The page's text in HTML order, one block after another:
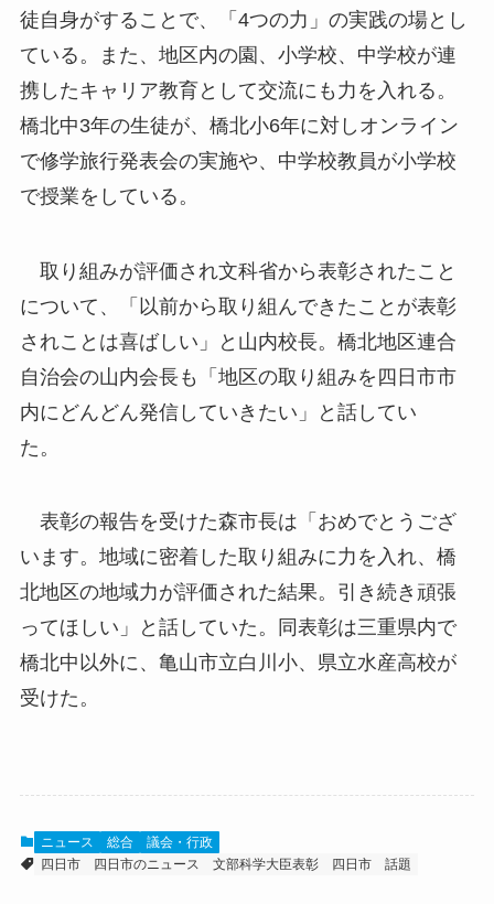
徒自身がすることで、「4つの力」の実践の場とし
ている。また、地区内の園、小学校、中学校が連
携したキャリア教育として交流にも力を入れる。
橋北中3年の生徒が、橋北小6年に対しオンライン
で修学旅行発表会の実施や、中学校教員が小学校
で授業をしている。
取り組みが評価され文科省から表彰されたこと
について、「以前から取り組んできたことが表彰
されことは喜ばしい」と山内校長。橋北地区連合
自治会の山内会長も「地区の取り組みを四日市市
内にどんどん発信していきたい」と話してい
た。
表彰の報告を受けた森市長は「おめでとうござ
います。地域に密着した取り組みに力を入れ、橋
北地区の地域力が評価された結果。引き続き頑張
ってほしい」と話していた。同表彰は三重県内で
橋北中以外に、亀山市立白川小、県立水産高校が
受けた。
ニュース 総合
議会・行政
四日市
四日市のニュース 文部科学大臣表彰 四日市 話題